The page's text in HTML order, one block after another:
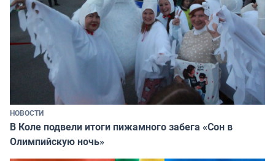
НОВОСТИ
В Коле подвели итоги пижамного забега «Сон в
Олимпийскую ночь»